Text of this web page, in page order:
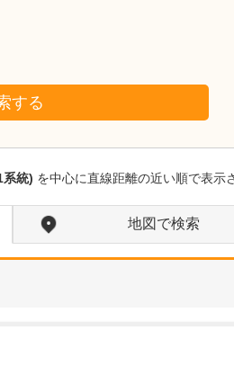
する
系統) を中心に直線距離の近い順で表示
地図で検索
鹿児島県鹿児島市
緑ヶ丘クリニック
桂 久和 医師 取材記事
貴院の診療内容を教えて